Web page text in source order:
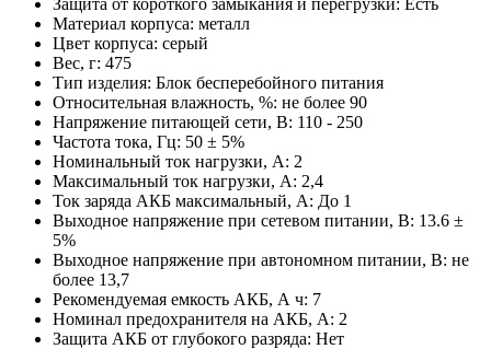
Материал корпуса: металл
Цвет корпуса: серый
Вес, г: 475
Тип изделия: Блок бесперебойного питания
Относительная влажность, %: не более 90
Напряжение питающей сети, В: 110 - 250
Частота тока, Гц: 50 ± 5%
Номинальный ток нагрузки, А: 2
Максимальный ток нагрузки, А: 2,4
Ток заряда АКБ максимальный, А: До 1
Выходное напряжение при сетевом питании, В: 13.6 ±
5%
Выходное напряжение при автономном питании, В: не
более 13,7
Рекомендуемая емкость АКБ, А ч: 7
Номинал предохранителя на АКБ, А: 2
Защита АКБ от глубокого разряда: Нет